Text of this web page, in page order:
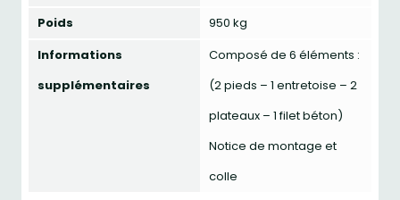
Poids
950 kg
Informations
supplémentaires
Composé de 6 éléments :
(2 pieds – 1 entretoise – 2
plateaux – 1 filet béton)
Notice de montage et
colle